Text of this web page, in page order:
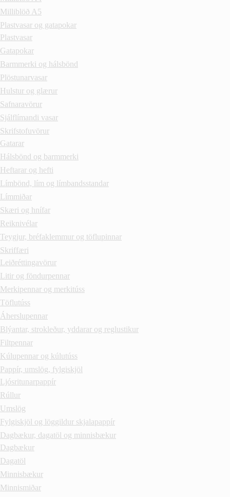
Milliblöð A5
Plastvasar og gatapokar
Plastvasar
Gatapokar
Barmmerki og hálsbönd
Plöstunarvasar
Hulstur og glærur
Safnaravörur
Sjálflímandi vasar
Skrifstofuvörur
Gatarar
Hálsbönd og barmmerki
Heftarar og hefti
Límbönd, lím og límbandsstandar
Límmiðar
Skæri og hnífar
Reiknivélar
Teygjur, bréfaklemmur og töflupinnar
Skriffæri
Leiðréttingavörur
Litir og föndurpennar
Merkipennar og merkitúss
Töflutúss
Áherslupennar
Blýantar, strokleður, yddarar og reglustikur
Filtpennar
Kúlupennar og kúlutúss
Pappír, umslög, fylgiskjöl
Ljósritunarpappír
Rúllur
Umslög
Fylgiskjöl og löggildur skjalapappír
Dagbækur, dagatöl og minnisbækur
Dagbækur
Dagatöl
Minnisbækur
Minnismiðar